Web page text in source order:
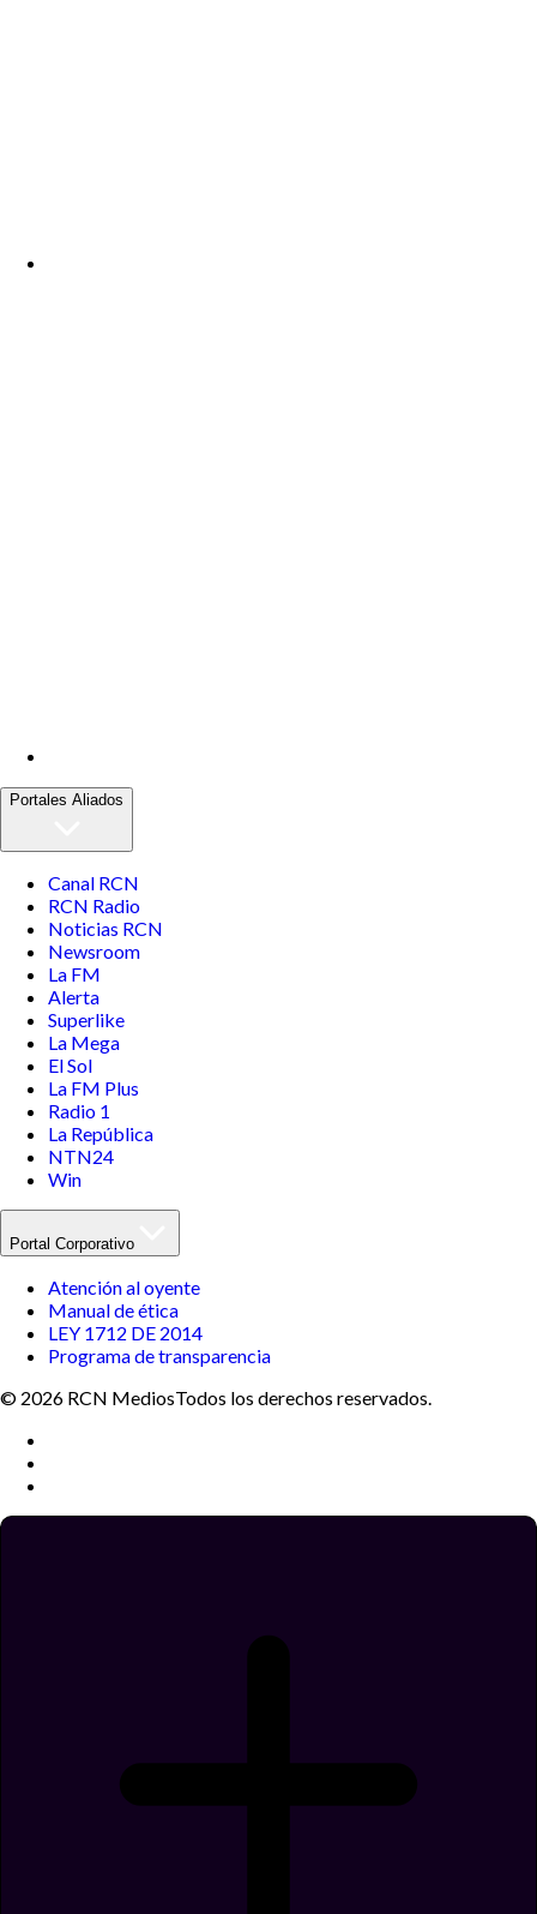
Portales Aliados
Canal RCN
RCN Radio
Noticias RCN
Newsroom
La FM
Alerta
Superlike
La Mega
El Sol
La FM Plus
Radio 1
La República
NTN24
Win
Portal Corporativo
Atención al oyente
Manual de ética
LEY 1712 DE 2014
Programa de transparencia
© 2026 RCN MediosTodos los derechos reservados.